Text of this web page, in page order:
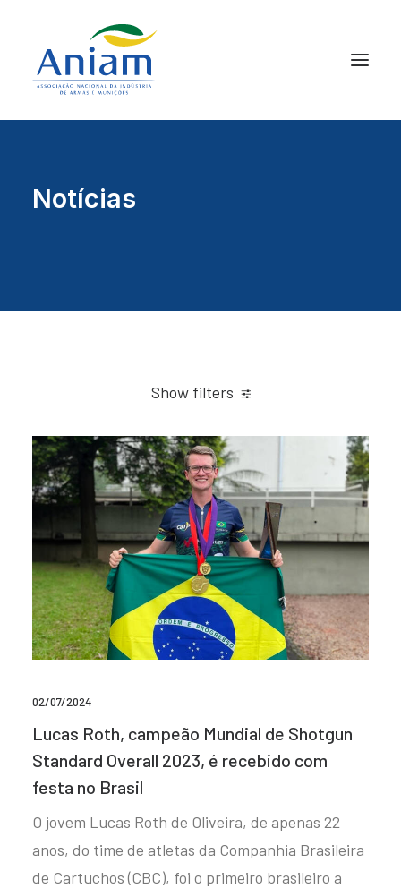
Notícias
Show filters
02/07/2024
Lucas Roth, campeão Mundial de Shotgun
Standard Overall 2023, é recebido com
festa no Brasil
O jovem Lucas Roth de Oliveira, de apenas 22
anos, do time de atletas da Companhia Brasileira
de Cartuchos (CBC), foi o primeiro brasileiro a